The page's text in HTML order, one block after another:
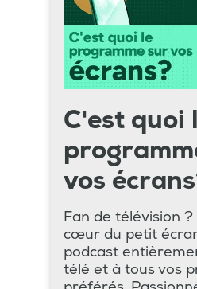
C'est quoi
vos
Fan de télévision ?
cœur du petit
podcast
télé et à tous vos